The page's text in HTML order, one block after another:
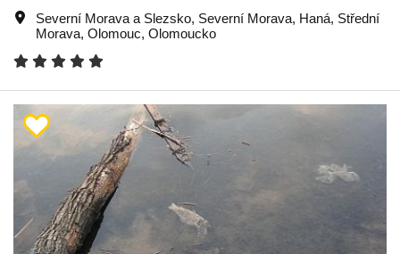
Severní Morava a Slezsko, Severní Morava, Haná, Střední
Morava, Olomouc, Olomoucko